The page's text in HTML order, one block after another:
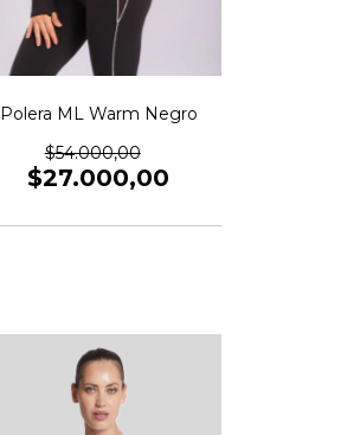
Polera ML Warm Negro
$54.000,00
$27.000,00